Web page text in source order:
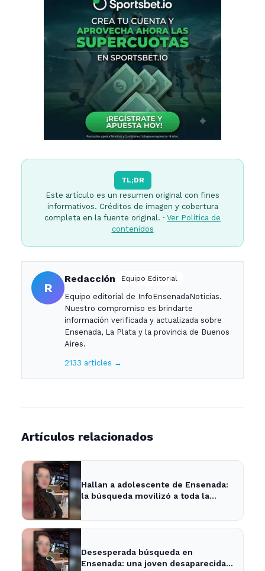
TL;DR
Este artículo es un resumen original con fines
informativos. Créditos de imagen y cobertura
completa en la fuente original. · Ver Política de
contenidos
R
Redacción Equipo Editorial
Equipo editorial de InfoEnsenadaNoticias.
Nuestro compromiso es brindarte
información verificada y actualizada sobre
Ensenada, La Plata y la provincia de Buenos
Aires.
2133 articles →
Artículos relacionados
Hallan a adolescente de Ensenada:
la búsqueda movilizó a toda la
Desesperada búsqueda en
Ensenada: una joven desaparecida